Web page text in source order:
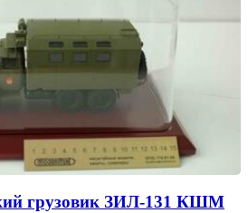
грузовик ЗИЛ-131 КШМ